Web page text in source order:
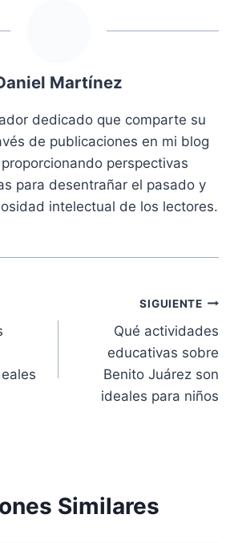
Martínez
dedicado que comparte su
de publicaciones en mi blog
perspectivas
para desentrañar el pasado y
intelectual de los lectores.
SIGUIENTE
Qué actividades
educativas sobre
Benito Juárez son
ideales para niños
Similares